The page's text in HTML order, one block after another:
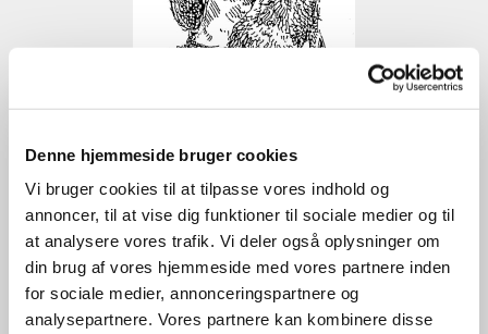
Denne hjemmeside bruger cookies
Vi bruger cookies til at tilpasse vores indhold og
annoncer, til at vise dig funktioner til sociale medier og til
at analysere vores trafik. Vi deler også oplysninger om
din brug af vores hjemmeside med vores partnere inden
for sociale medier, annonceringspartnere og
analysepartnere. Vores partnere kan kombinere disse